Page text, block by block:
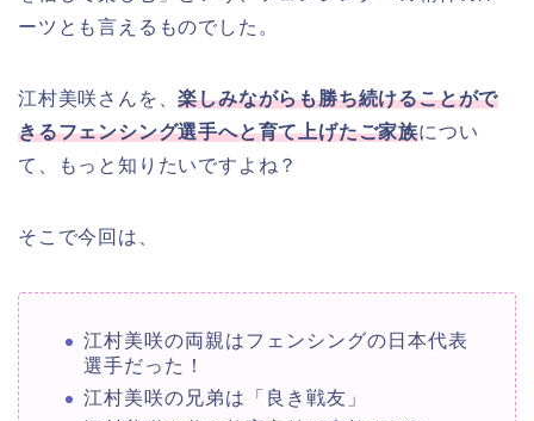
ーツとも言えるものでした。
江村美咲さんを、楽しみながらも勝ち続けることがで
きるフェンシング選手へと育て上げたご家族につい
て、もっと知りたいですよね？
そこで今回は、
江村美咲の両親はフェンシングの日本代表
選手だった！
江村美咲の兄弟は「良き戦友」